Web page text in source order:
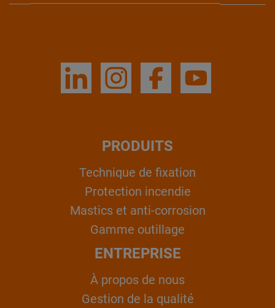
PRODUITS
Technique de fixation
Protection incendie
Mastics et anti-corrosion
Gamme outillage
ENTREPRISE
À propos de nous
Gestion de la qualité